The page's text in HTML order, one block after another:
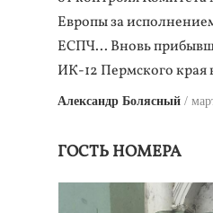
Европы за
ЕСПЧ... Вновь
ИК-12 Пермского края
Александр Болясный
ГОСТЬ НОМЕРА